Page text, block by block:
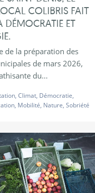
COLIBRIS FAIT
DÉMOCRATIE ET
de la préparation des
de mars 2026,
du...
, Climat, Démocratie,
, Mobilité, Nature, Sobriété